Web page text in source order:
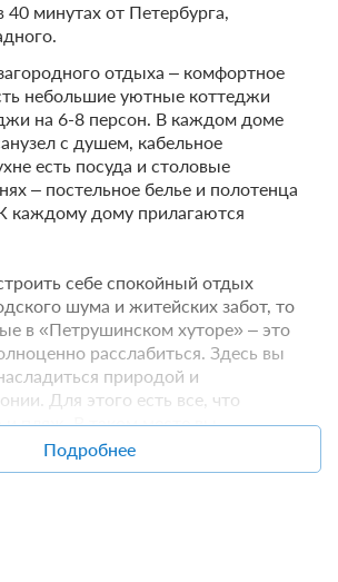
40 минутах от Петербурга,
отдыха – комфортное
небольшие уютные коттеджи
на 6-8 персон. В каждом доме
с душем, кабельное
есть посуда и столовые
– постельное белье и полотенца
каждому дому прилагаются
себе спокойный отдых
шума и житейских забот, то
в «Петрушинском хуторе» – это
расслабиться. Здесь вы
природой и
Для этого есть все, что
и пляж. В таком месте вы
от суетной городской жизни
Подробнее